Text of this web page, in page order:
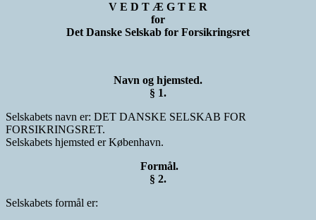
V E D T Æ G T E R
for
Det Danske Selskab for Forsikringsret
Navn og hjemsted.
§ 1.
Selskabets navn er: DET DANSKE SELSKAB FOR
FORSIKRINGSRET.
Selskabets hjemsted er København.
Formål.
§ 2.
Selskabets formål er: